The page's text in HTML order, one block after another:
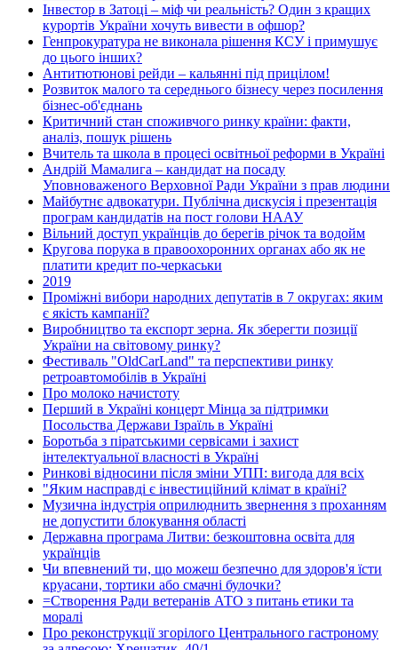
Інвестор в Затоці – міф чи реальність? Один з кращих
курортів України хочуть вивести в офшор?
Генпрокуратура не виконала рішення КСУ і примушує
до цього інших?
Антитютюнові рейди – кальянні під прицілом!
Розвиток малого та середнього бізнесу через посилення
бізнес-об'єднань
Критичний стан споживчого ринку країни: факти,
аналіз, пошук рішень
Вчитель та школа в процесі освітньої реформи в Україні
Андрій Мамалига – кандидат на посаду
Уповноваженого Верховної Ради України з прав людини
Майбутнє адвокатури. Публічна дискусія і презентація
програм кандидатів на пост голови НААУ
Вільний доступ українців до берегів річок та водойм
Кругова порука в правоохоронних органах або як не
платити кредит по-черкаськи
2019
Проміжні вибори народних депутатів в 7 округах: яким
є якість кампанії?
Виробництво та експорт зерна. Як зберегти позиції
України на світовому ринку?
Фестиваль "OldCarLand" та перспективи ринку
ретроавтомобілів в Україні
Про молоко начистоту
Перший в Україні концерт Мінца за підтримки
Посольства Держави Ізраїль в Україні
Боротьба з піратськими сервісами і захист
інтелектуальної власності в Україні
Ринкові відносини після зміни УПП: вигода для всіх
"Яким насправді є інвестиційний клімат в країні?
Музична індустрія оприлюднить звернення з проханням
не допустити блокування області
Державна програма Литви: безкоштовна освіта для
українців
Чи впевнений ти, що можеш безпечно для здоров'я їсти
круасани, тортики або смачні булочки?
=Створення Ради ветеранів АТО з питань етики та
моралі
Про реконструкції згорілого Центрального гастроному